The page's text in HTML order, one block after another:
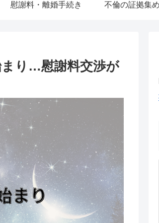
慰謝料・離婚手続き 不倫の証拠集め
り…慰謝料交渉が